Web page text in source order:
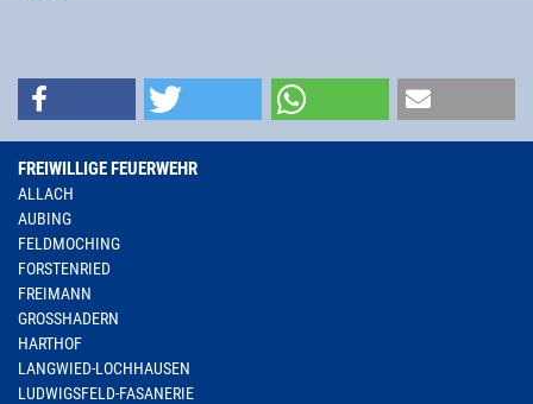
FREIWILLIGE FEUERWEHR
ALLACH
AUBING
FELDMOCHING
FORSTENRIED
FREIMANN
GROSSHADERN
HARTHOF
LANGWIED-LOCHHAUSEN
LUDWIGSFELD-FASANERIE